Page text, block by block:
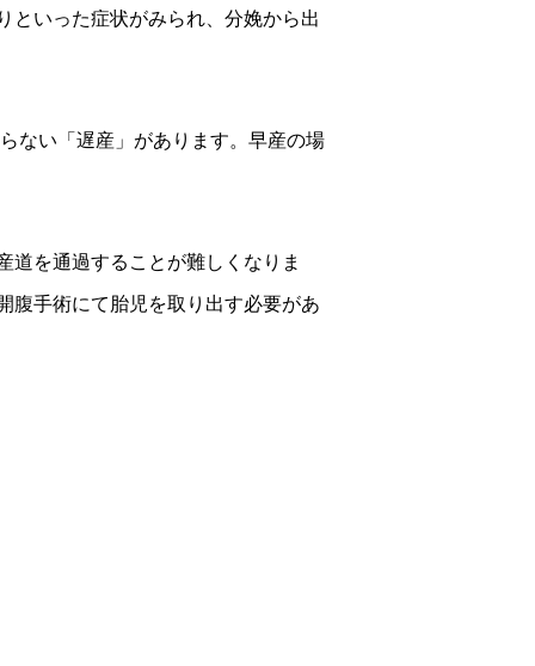
といった症状がみられ、分娩から出
ない「遅産」があります。早産の場
道を通過することが難しくなりま
腹手術にて胎児を取り出す必要があ